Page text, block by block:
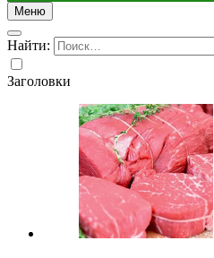
Меню
Найти:
Заголовки